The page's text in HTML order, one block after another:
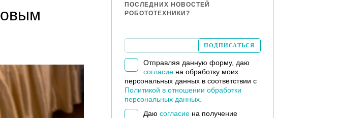
ПОСЛЕДНИХ НОВОСТЕЙ
РОБОТОТЕХНИКИ?
Отправляя данную форму, даю
согласиена обработку моих
персональных данных в соответствии с
Политикой в отношении обработки
персональных данных.
Даю согласиена получение